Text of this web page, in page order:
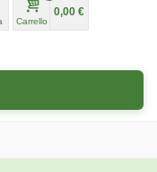
Carrello
0,00 €